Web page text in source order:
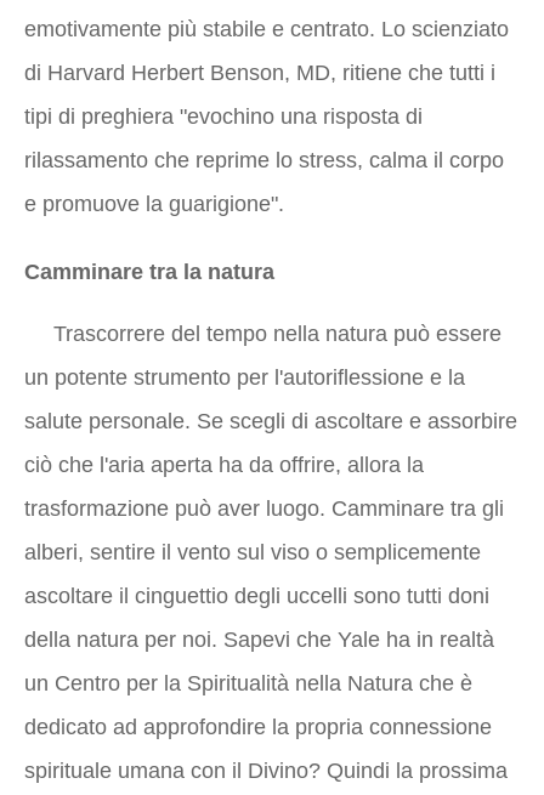
emotivamente più stabile e centrato. Lo scienziato
di Harvard Herbert Benson, MD, ritiene che tutti i
tipi di preghiera "evochino una risposta di
rilassamento che reprime lo stress, calma il corpo
e promuove la guarigione".
Camminare tra la natura
Trascorrere del tempo nella natura può essere
un potente strumento per l'autoriflessione e la
salute personale. Se scegli di ascoltare e assorbire
ciò che l'aria aperta ha da offrire, allora la
trasformazione può aver luogo. Camminare tra gli
alberi, sentire il vento sul viso o semplicemente
ascoltare il cinguettio degli uccelli sono tutti doni
della natura per noi. Sapevi che Yale ha in realtà
un Centro per la Spiritualità nella Natura che è
dedicato ad approfondire la propria connessione
spirituale umana con il Divino? Quindi la prossima